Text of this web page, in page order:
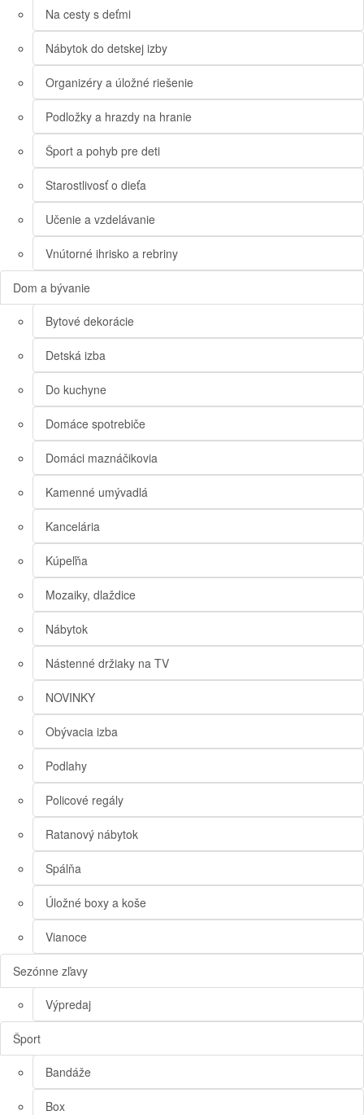
Na cesty s deťmi
Nábytok do detskej izby
Organizéry a úložné riešenie
Podložky a hrazdy na hranie
Šport a pohyb pre deti
Starostlivosť o dieťa
Učenie a vzdelávanie
Vnútorné ihrisko a rebriny
Dom a bývanie
Bytové dekorácie
Detská izba
Do kuchyne
Domáce spotrebiče
Domáci maznáčikovia
Kamenné umývadlá
Kancelária
Kúpeľňa
Mozaiky, dlaždice
Nábytok
Nástenné držiaky na TV
NOVINKY
Obývacia izba
Podlahy
Policové regály
Ratanový nábytok
Spálňa
Úložné boxy a koše
Vianoce
Sezónne zľavy
Výpredaj
Šport
Bandáže
Box